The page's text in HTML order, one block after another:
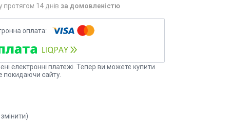
протягом 14 днів за домовленістю
електронні платежі. Тепер ви можете купити
покидаючи сайту.